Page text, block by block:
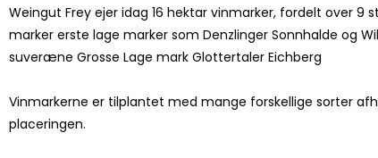
Weingut Frey ejer idag 16 hektar vinmarker, fordelt over 9
marker erste lage marker som Denzlinger Sonnhalde og
suveræne Grosse Lage mark Glottertaler Eichberg
Vinmarkerne er tilplantet med mange forskellige sorter
placeringen.